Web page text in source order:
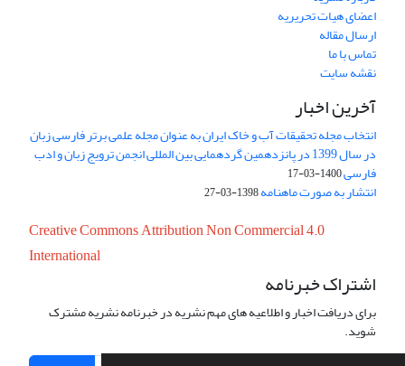
اعضای هیات تحریریه
ارسال مقاله
تماس با ما
نقشه سایت
آخرین اخبار
انتخاب مجله تحقیقات آب و خاک ایران به عنوان مجله علمی برتر فارسی زبان
در سال 1399 در پانزدهمین گردهمایی بین المللی انجمن ترویج زبان و ادب
فارسی1400-03-17
انتشار به صورت ماهنامه1398-03-27
Creative Commons Attribution Non Commercial 4.0
International
اشتراک خبرنامه
برای دریافت اخبار و اطلاعیه های مهم نشریه در خبرنامه نشریه مشترک
شوید.